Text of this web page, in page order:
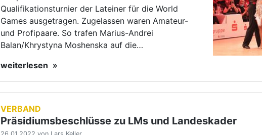
Das TBW-Präsidium hat bei seiner letzten Sitzung Beschlüsse zu
Maßnahmen und der Wertung bei Landesmeisterschaften gefasst.
weiterlesen
FORMATION
Sieg für Weinheim
23.01.2022 von Lars Keller
Das Formationswochenende in Bietigheim-